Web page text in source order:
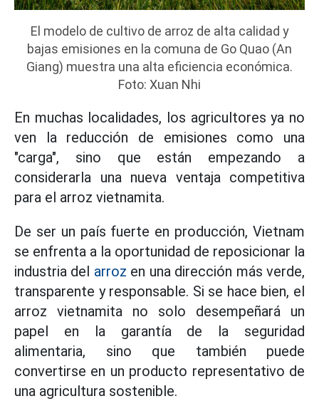
El modelo de cultivo de arroz de alta calidad y
bajas emisiones en la comuna de Go Quao (An
Giang) muestra una alta eficiencia económica.
Foto: Xuan Nhi
En muchas localidades, los agricultores ya no
ven la reducción de emisiones como una
"carga", sino que están empezando a
considerarla una nueva ventaja competitiva
para el arroz vietnamita.
De ser un país fuerte en producción, Vietnam
se enfrenta a la oportunidad de reposicionar la
industria del arroz en una dirección más verde,
transparente y responsable. Si se hace bien, el
arroz vietnamita no solo desempeñará un
papel en la garantía de la seguridad
alimentaria, sino que también puede
convertirse en un producto representativo de
una agricultura sostenible.